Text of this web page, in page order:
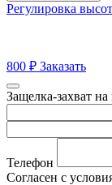
Регулировка
800 ₽ Заказать
Защелка-захват
Телефон
Согласен с